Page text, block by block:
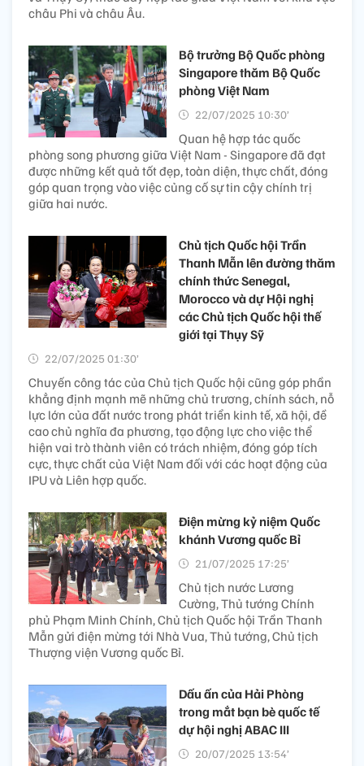
châu Phi và châu Âu.
Bộ trưởng Bộ Quốc phòng
Singapore thăm Bộ Quốc
phòng Việt Nam
22/07/2025 10:30’
Quan hệ hợp tác quốc
phòng song phương giữa Việt Nam - Singapore đã đạt
được những kết quả tốt đẹp, toàn diện, thực chất, đóng
góp quan trọng vào việc củng cố sự tin cậy chính trị
giữa hai nước.
Chủ tịch Quốc hội Trần
Thanh Mẫn lên đường thăm
chính thức Senegal,
Morocco và dự Hội nghị
các Chủ tịch Quốc hội thế
giới tại Thụy Sỹ
22/07/2025 01:30’
Chuyến công tác của Chủ tịch Quốc hội cũng góp phần
khẳng định mạnh mẽ những chủ trương, chính sách, nỗ
lực lớn của đất nước trong phát triển kinh tế, xã hội, đề
cao chủ nghĩa đa phương, tạo động lực cho việc thể
hiện vai trò thành viên có trách nhiệm, đóng góp tích
cực, thực chất của Việt Nam đối với các hoạt động của
IPU và Liên hợp quốc.
Điện mừng kỷ niệm Quốc
khánh Vương quốc Bỉ
21/07/2025 17:25’
Chủ tịch nước Lương
Cường, Thủ tướng Chính
phủ Phạm Minh Chính, Chủ tịch Quốc hội Trần Thanh
Mẫn gửi điện mừng tới Nhà Vua, Thủ tướng, Chủ tịch
Thượng viện Vương quốc Bỉ.
Dấu ấn của Hải Phòng
trong mắt bạn bè quốc tế
dự hội nghị ABAC III
20/07/2025 13:54’